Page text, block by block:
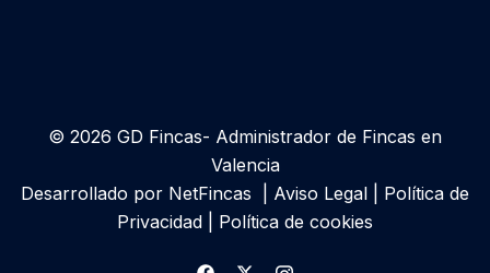
© 2026 GD Fincas- Administrador de Fincas en
Valencia
Desarrollado por NetFincas Aviso Legal
Política de
Privacidad
Política de cookies